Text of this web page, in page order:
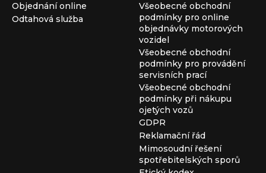
Objednání online
Odtahová služba
Všeobecné obchodní
podmínky pro online
objednávky motorových
vozidel
Všeobecné obchodní
podmínky pro provádění
servisních prací
Všeobecné obchodní
podmínky při nákupu
ojetých vozů
GDPR
Reklamační řád
Mimosoudní řešení
spotřebitelských sporů